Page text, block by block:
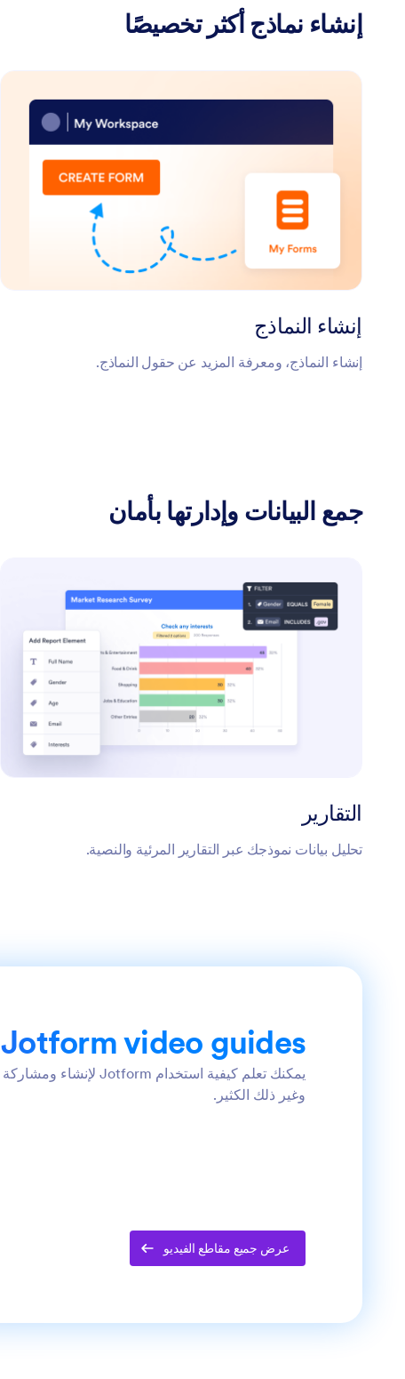
إنشاء نماذج أكثر تخصيصًا
إنشاء النماذج
إنشاء النماذج، ومعرفة المزيد عن حقول النماذج.
جمع البيانات وإدارتها بأمان
التقارير
تحليل بيانات نموذجك عبر التقارير المرئية والنصية.
Jotform video guides
وغير ذلك الكثير.
عرض جميع مقاطع الفيديو